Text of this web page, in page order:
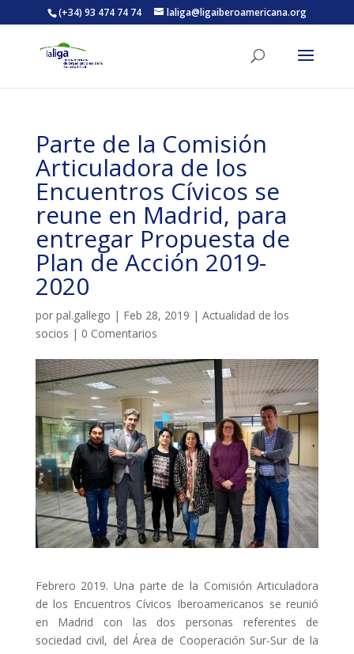
(+34) 93 474 74 74 laliga@ligaiberoamericana.org
Parte de la Comisión
Articuladora de los
Encuentros Cívicos se
reune en Madrid, para
entregar Propuesta de
Plan de Acción 2019-
2020
por pal.gallego | Feb 28, 2019 | Actualidad de los
socios | 0 Comentarios
Febrero 2019. Una parte de la Comisión Articuladora
de los Encuentros Cívicos Iberoamericanos se reunió
en Madrid con las dos personas referentes de
sociedad civil, del Área de Cooperación Sur-Sur de la
ACTIVITATS D'ESTIU
MÓN ESCOLAR
ALBERG CENTRE ESPLAI
FORMACIÓ
CASES DE COLÒNIES
ACCIÓ SOCIAL I JOVES
ESPLAIS
SUPORT TERCER SECTOR